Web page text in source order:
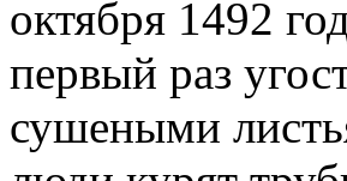
октября 1492
первый раз
сушеными